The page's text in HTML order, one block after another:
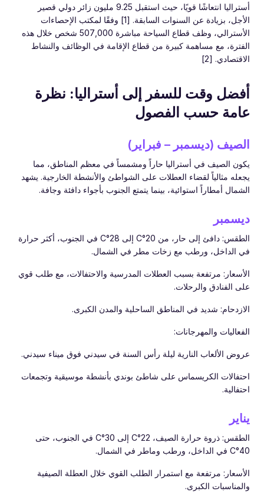
أستراليا انتعاشًا قويًا، حيث استقبل 9.25 مليون زائر دولي قصير
الأجل، بزيادة عن السنوات السابقة. [1] وفقًا لمكتب الإحصاءات
الأسترالي، وظف قطاع السياحة مباشرة 507,000 شخص خلال هذه
الفترة، مع مساهمة كبيرة من قطاع الإقامة في الوظائف والنشاط
الاقتصادي. [2]
أفضل وقت للسفر إلى أستراليا: نظرة
عامة حسب الفصول
الصيف (ديسمبر – فبراير)
يكون الصيف في أستراليا حاراً ومشمساً في معظم المناطق، مما
يجعله مثالياً لقضاء العطلات على الشواطئ والأنشطة الخارجية. يشهد
الشمال أمطاراً استوائية، بينما يتمتع الجنوب بأجواء دافئة وجافة.
ديسمبر
الطقس: دافئ إلى حار، من 20°C إلى 28°C في الجنوب، أكثر حرارة
في الداخل، ورطب مع زخات مطر في الشمال.
الأسعار: مرتفعة بسبب العطلات المدرسية والاحتفالات، مع طلب قوي
على الفنادق والرحلات.
الازدحام: شديد في المناطق الساحلية والمدن الكبرى.
الفعاليات والمهرجانات:
عروض الألعاب النارية ليلة رأس السنة في سيدني فوق ميناء سيدني.
احتفالات الكريسماس على شاطئ بوندي بأنشطة موسيقية وتجمعات
احتفالية.
يناير
الطقس: ذروة حرارة الصيف، 22°C إلى 30°C في الجنوب، حتى
40°C في الداخل، ورطب وماطر في الشمال.
الأسعار: مرتفعة مع استمرار الطلب القوي خلال العطلة الصيفية
والمناسبات الكبرى.